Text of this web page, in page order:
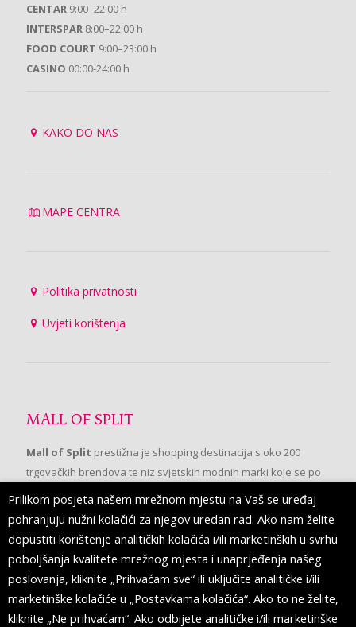
CENTAR 9:00–22:00 h
INTERSPAR 8:00–22:00 h
FOOD COURT 9:00–23:00 h
CASINO 00:00-24:00 h
KAKO DO NAS
MAPE CENTRA
Politika privatnosti
Uvjeti korištenja
MALL OF SPLIT
Mall of Split prestižna je shopping destinacija s oko 200
trgovačkih brendova te niz svjetskih modnih marki koje se po
prvi put pojavljuju u Splitu.
PRATITE NAS
Prilikom posjeta našem mrežnom mjestu na Vaš se uređaj
pohranjuju nužni kolačići za njegov uredan rad. Ako nam želite
dopustiti korištenje analitičkih kolačića i/ili marketinških u svrhu
poboljšanja kvalitete mrežnog mjesta i unaprjeđenja našeg
poslovanja, kliknite „Prihvaćam sve“ ili uključite analitičke i/ili
marketinške kolačiće u „Postavkama kolačića“. Ako to ne želite,
kliknite „Ne prihvaćam“. Ako odbijete analitičke i/ili marketinške